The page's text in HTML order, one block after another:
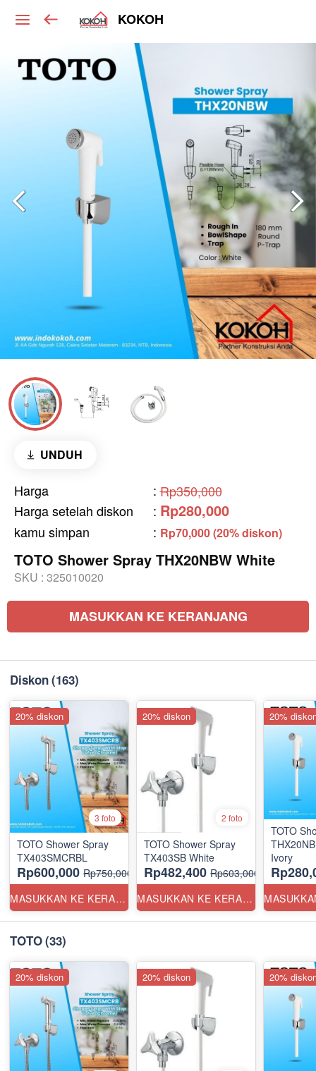
KOKOH
UNDUH
Harga : Rp350,000
Harga setelah diskon
: Rp280,000
kamu simpan : Rp70,000 (20% diskon)
TOTO Shower Spray THX20NBW White
SKU : 325010020
MASUKKAN KE KERANJANG
Diskon(163)
3 foto
TOTO Shower Spray
TX403SMCRBL
Rp600,000 Rp750,000
MASUKKAN KE KERANJANG
20% diskon
2 foto
TOTO Shower Spray
TX403SB White
Rp482,400 Rp603,000
MASUKKAN KE KERANJANG
20% diskon
TOTO
Ivory
20%
TOTO(33)
20% diskon 20% diskon 20%